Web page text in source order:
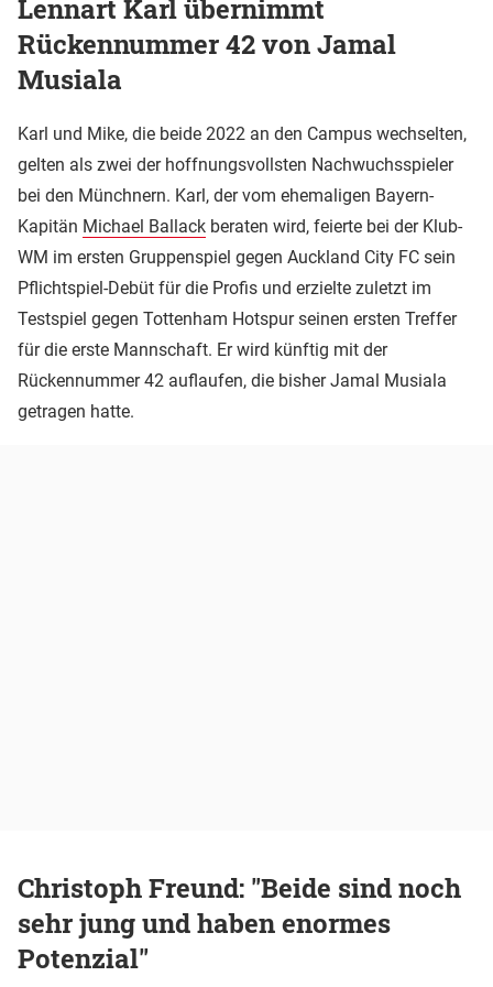
Lennart Karl übernimmt
Rückennummer 42 von Jamal
Musiala
Karl und Mike, die beide 2022 an den Campus wechselten,
gelten als zwei der hoffnungsvollsten Nachwuchsspieler
bei den Münchnern. Karl, der vom ehemaligen Bayern-
Kapitän Michael Ballack beraten wird, feierte bei der Klub-
WM im ersten Gruppenspiel gegen Auckland City FC sein
Pflichtspiel-Debüt für die Profis und erzielte zuletzt im
Testspiel gegen Tottenham Hotspur seinen ersten Treffer
für die erste Mannschaft. Er wird künftig mit der
Rückennummer 42 auflaufen, die bisher Jamal Musiala
getragen hatte.
Christoph Freund: "Beide sind noch
sehr jung und haben enormes
Potenzial"